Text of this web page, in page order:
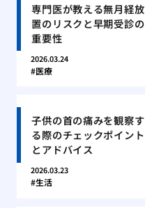
専門医が教える無月経放
置のリスクと早期受診の
重要性
2026.03.24
医療
子供の首の痛みを観察す
る際のチェックポイント
とアドバイス
2026.03.23
生活